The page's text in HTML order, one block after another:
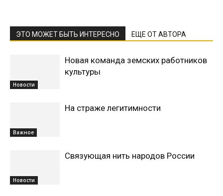
ЭТО МОЖЕТ БЫТЬ ИНТЕРЕСНО ЕЩЕ ОТ АВТОРА
Новости
Новая команда земских работников
культуры
Важное
На страже легитимности
Новости
Связующая нить народов России